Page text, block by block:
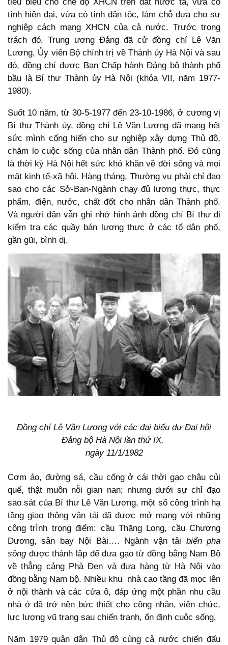
tính hiện đại, vừa có tính dân tộc, làm chỗ dựa cho sự
nghiệp cách mạng XHCN của cả nước. Trước trọng
trách đó, Trung ương Đảng đã cử đồng chí Lê Văn
Lương, Ủy viên Bộ chính trị về Thành ủy Hà Nội và sau
đó, đồng chí được Ban Chấp hành Đảng bộ thành phố
bầu là Bí thư Thành ủy Hà Nội (khóa VII, năm 1977-
1980).
Suốt 10 năm, từ 30-5-1977 đến 23-10-1986, ở cương vị
Bí thư Thành ủy, đồng chí Lê Văn Lương đã mang hết
sức mình cống hiến cho sự nghiệp xây dựng Thủ đô,
chăm lo cuộc sống của nhân dân Thành phố. Đó cũng
là thời kỳ Hà Nội hết sức khó khăn về đời sống và mọi
mặt kinh tế-xã hội. Hàng tháng, Thường vụ phải chỉ đạo
sao cho các Sở-Ban-Ngành chạy đủ lương thực, thực
phẩm, điện, nước, chất đốt cho nhân dân Thành phố.
Và người dân vẫn ghi nhớ hình ảnh đồng chí Bí thư đi
kiểm tra các quầy bán lương thực ở các tổ dân phố,
gần gũi, bình dị.
Đồng chí Lê Văn Lương với các đại biểu dự Đại hội
Đảng bộ Hà Nội lần thứ IX,
ngày 11/1/1982
Cơm áo, đường sá, cầu cống ở cái thời gạo châu củi
quế, thật muôn nỗi gian nan; nhưng dưới sự chỉ đạo
sao sát của Bí thư Lê Văn Lương, một số công trình hạ
tầng giao thông vận tải đã được mở mang với những
công trình trọng điểm: cầu Thăng Long, cầu Chương
Dương, sân bay Nội Bài…. Ngành vận tải biển pha
sôngđược thành lập để đưa gạo từ đồng bằng Nam Bộ
về thẳng cảng Phà Đen và đưa hàng từ Hà Nội vào
đồng bằng Nam bộ. Nhiều khu nhà cao tầng đã mọc lên
ở nội thành và các cửa ô, đáp ứng một phần nhu cầu
nhà ở đã trở nên bức thiết cho công nhân, viên chức,
lực lượng vũ trang sau chiến tranh, ổn định cuộc sống.
Năm 1979 quân dân Thủ đô cùng cả nước chiến đấu